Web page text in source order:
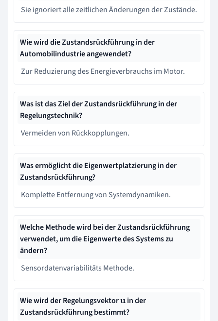
Sie ignoriert alle zeitlichen Änderungen der Zustände.
Wie wird die Zustandsrückführung in der
Automobilindustrie angewendet?
Zur Reduzierung des Energieverbrauchs im Motor.
Was ist das Ziel der Zustandsrückführung in der
Regelungstechnik?
Vermeiden von Rückkopplungen.
Was ermöglicht die Eigenwertplatzierung in der
Zustandsrückführung?
Komplette Entfernung von Systemdynamiken.
Welche Methode wird bei der Zustandsrückführung
verwendet, um die Eigenwerte des Systems zu
ändern?
Sensordatenvariabilitäts Methode.
Wie wird der Regelungsvektoru in der
Zustandsrückführung bestimmt?